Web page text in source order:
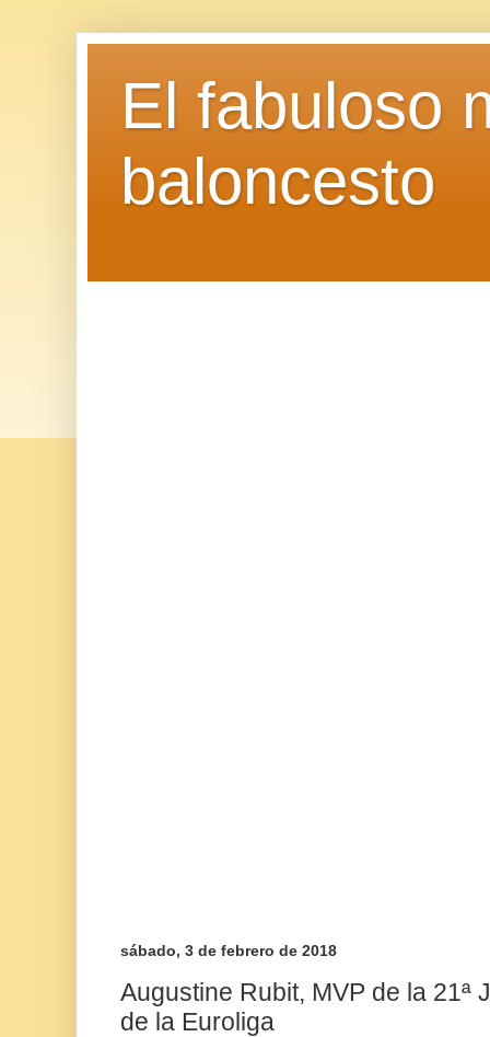
El fabuloso
baloncesto
sábado, 3 de febrero de 2018
Augustine Rubit, MVP de la 21ª
de la Euroliga